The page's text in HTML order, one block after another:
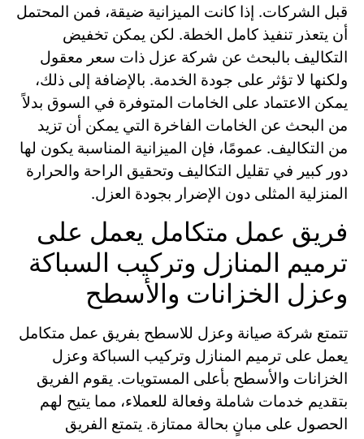
قبل الشركات. إذا كانت الميزانية ضيقة، فمن المحتمل
أن يتعذر تنفيذ كامل الخطة. لكن يمكن تخفيض
التكاليف بالبحث عن شركة عزل ذات سعر معقول
ولكنها لا تؤثر على جودة الخدمة. بالإضافة إلى ذلك،
يمكن الاعتماد على الخامات المتوفرة في السوق بدلاً
من البحث عن الخامات الفاخرة التي يمكن أن تزيد
من التكاليف. عمومًا، فإن الميزانية المناسبة يكون لها
دور كبير في تقليل التكاليف وتحقيق الراحة والحرارة
المنزلية المثلى دون الإضرار بجودة العزل.
فريق عمل متكامل يعمل على
ترميم المنازل وتركيب السباكة
وعزل الخزانات والأسطح
تتمتع شركة صيانة وعزل للاسطح بفريق عمل متكامل
يعمل على ترميم المنازل وتركيب السباكة وعزل
الخزانات والأسطح بأعلى المستويات. يقوم الفريق
بتقديم خدمات شاملة وفعالة للعملاء، مما يتيح لهم
الحصول على مبانٍ بحالة ممتازة. يتمتع الفريق